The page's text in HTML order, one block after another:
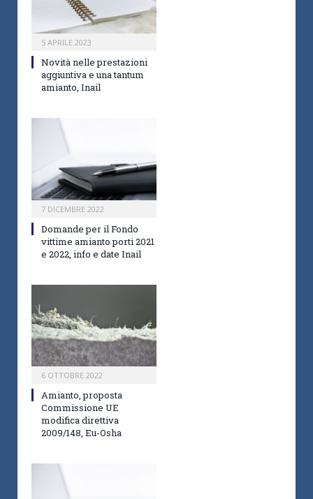
5 APRILE 2023
Novità nelle prestazioni
aggiuntiva e una tantum
amianto, Inail
7 DICEMBRE 2022
Domande per il Fondo
vittime amianto porti 2021
e 2022, info e date Inail
6 OTTOBRE 2022
Amianto, proposta
Commissione UE
modifica direttiva
2009/148, Eu-Osha